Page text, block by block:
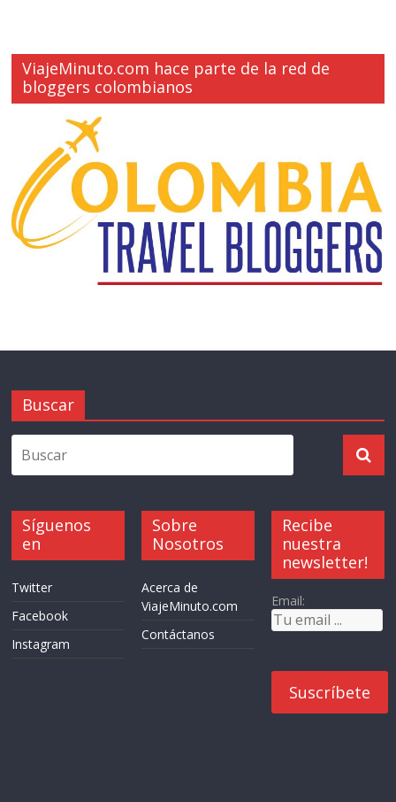
ViajeMinuto.com hace parte de la red de
bloggers colombianos
Buscar
Síguenos
en
Twitter
Facebook
Instagram
Sobre
Nosotros
Acerca de
ViajeMinuto.com
Contáctanos
Recibe
nuestra
newsletter!
Email: